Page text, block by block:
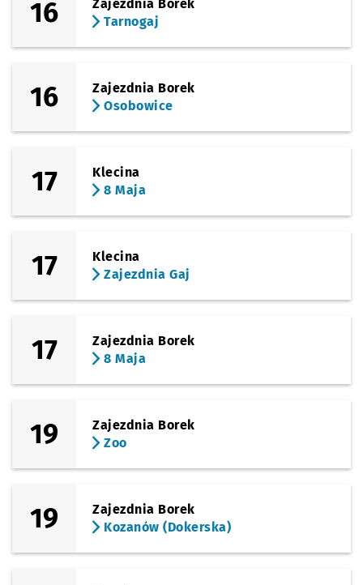
16
Zajezdnia Borek
Tarnogaj
16
Zajezdnia Borek
Osobowice
17
Klecina
8 Maja
17
Klecina
Zajezdnia Gaj
17
Zajezdnia Borek
8 Maja
19
Zajezdnia Borek
Zoo
19
Zajezdnia Borek
Kozanów (Dokerska)